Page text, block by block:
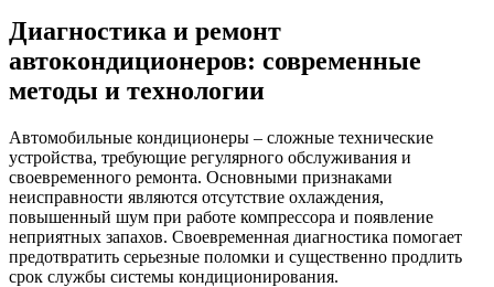
Диагностика и ремонт
автокондиционеров: современные
методы и технологии
Автомобильные кондиционеры – сложные технические
устройства, требующие регулярного обслуживания и
своевременного ремонта. Основными признаками
неисправности являются отсутствие охлаждения,
повышенный шум при работе компрессора и появление
неприятных запахов. Своевременная диагностика помогает
предотвратить серьезные поломки и существенно продлить
срок службы системы кондиционирования.